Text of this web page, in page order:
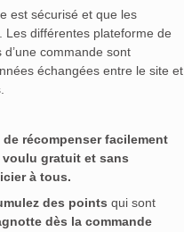
est sécurisé et que les
Les différentes plateforme de
commande sont
échangées entre le site et
récompenser facilement
voulu gratuit et sans
à tous.
des points qui sont
dès la commande